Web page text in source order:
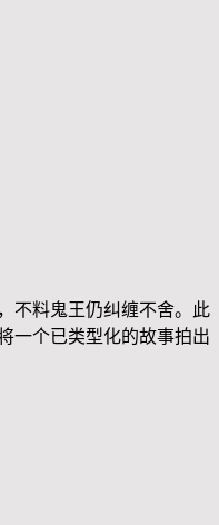
不料鬼王仍纠缠不舍。此
一个已类型化的故事拍出